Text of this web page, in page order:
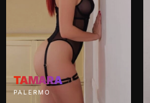
TAMARA
PALERMO